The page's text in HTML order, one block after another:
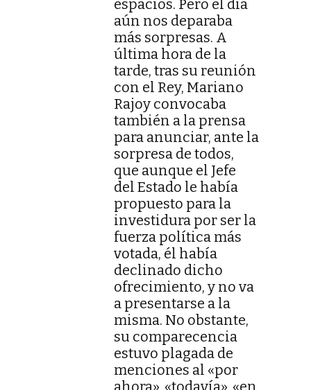
espacios. Pero el día
aún nos deparaba
más sorpresas. A
última hora de la
tarde, tras su reunión
con el Rey, Mariano
Rajoy convocaba
también a la prensa
para anunciar, ante la
sorpresa de todos,
que aunque el Jefe
del Estado le había
propuesto para la
investidura por ser la
fuerza política más
votada, él había
declinado dicho
ofrecimiento, y no va
a presentarse a la
misma. No obstante,
su comparecencia
estuvo plagada de
menciones al «por
ahora», «todavía», «en